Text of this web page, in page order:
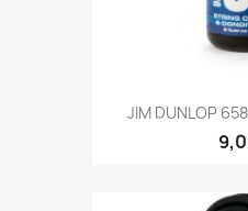
JIM DUNLOP